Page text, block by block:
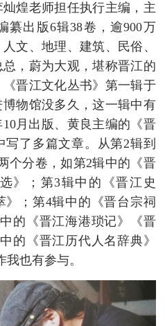
煌老师担任执行主编，主
纂出版6辑38卷，逾900万
文、地理、建筑、民俗、
，蔚为大观，堪称晋江的
晋江文化丛书》第一辑于
物馆没多久，这一辑中有
月出版、黄良主编的《晋
了多篇文章。从第2辑到
个分卷，如第2辑中的《晋
》；第3辑中的《晋江史
；第4辑中的《晋台宗祠
的《晋江海港琐记》《晋
的《晋江历代人名辞典》
也有参与。